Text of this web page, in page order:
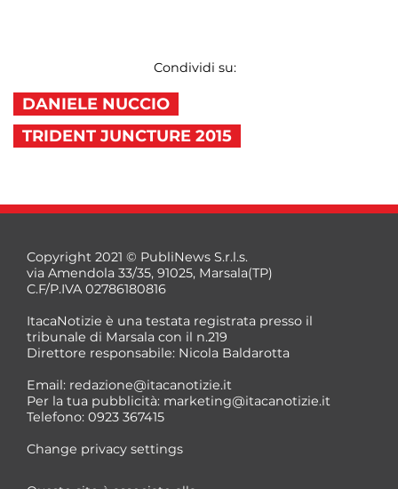
Condividi su:
DANIELE NUCCIO
TRIDENT JUNCTURE 2015
Copyright 2021 © PubliNews S.r.l.s.
via Amendola 33/35, 91025, Marsala(TP)
C.F/P.IVA 02786180816
ItacaNotizie è una testata registrata presso il
tribunale di Marsala con il n.219
Direttore responsabile: Nicola Baldarotta
Email: redazione@itacanotizie.it
Per la tua pubblicità: marketing@itacanotizie.it
Telefono: 0923 367415
Change privacy settings